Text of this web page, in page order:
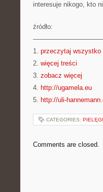
interesuje nikogo, kto
źródło:
1. przeczytaj wszystko
2. więcej treści
3. zobacz więcej
4. http://ugamela.eu
5. http://uli-
CATEGORIES:
Comments are closed.